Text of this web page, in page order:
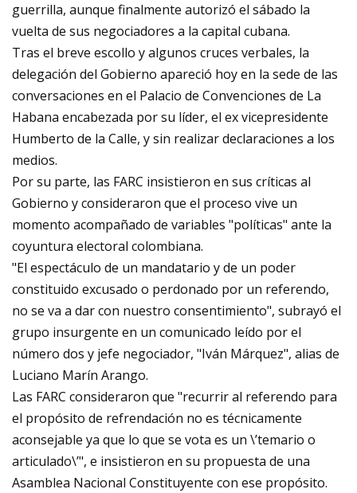
guerrilla, aunque finalmente autorizó el sábado la
vuelta de sus negociadores a la capital cubana.
Tras el breve escollo y algunos cruces verbales, la
delegación del Gobierno apareció hoy en la sede de las
conversaciones en el Palacio de Convenciones de La
Habana encabezada por su líder, el ex vicepresidente
Humberto de la Calle, y sin realizar declaraciones a los
medios.
Por su parte, las FARC insistieron en sus críticas al
Gobierno y consideraron que el proceso vive un
momento acompañado de variables "políticas" ante la
coyuntura electoral colombiana.
"El espectáculo de un mandatario y de un poder
constituido excusado o perdonado por un referendo,
no se va a dar con nuestro consentimiento", subrayó el
grupo insurgente en un comunicado leído por el
número dos y jefe negociador, "Iván Márquez", alias de
Luciano Marín Arango.
Las FARC consideraron que "recurrir al referendo para
el propósito de refrendación no es técnicamente
aconsejable ya que lo que se vota es un \’temario o
articulado\’", e insistieron en su propuesta de una
Asamblea Nacional Constituyente con ese propósito.